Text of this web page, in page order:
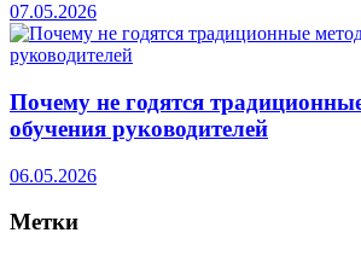
07.05.2026
Почему не годятся
обучения руководителей
06.05.2026
Метки